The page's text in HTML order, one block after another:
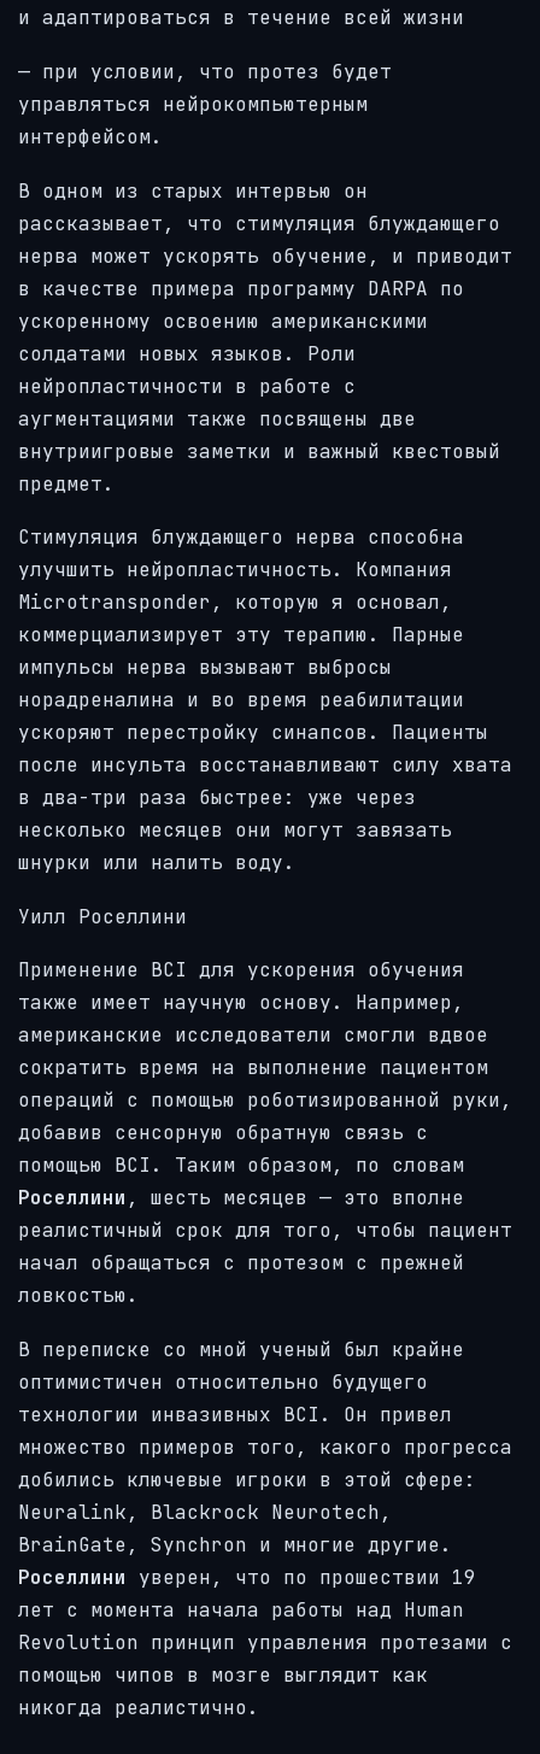
и адаптироваться в течение всей жизни
— при условии, что протез будет
управляться нейрокомпьютерным
интерфейсом.
В одном из старых интервью он
рассказывает, что стимуляция блуждающего
нерва может ускорять обучение, и приводит
в качестве примера программу DARPA по
ускоренному освоению американскими
солдатами новых языков. Роли
нейропластичности в работе с
аугментациями также посвящены две
внутриигровые заметки и важный квестовый
предмет.
Стимуляция блуждающего нерва способна
улучшить нейропластичность. Компания
Microtransponder, которую я основал,
коммерциализирует эту терапию. Парные
импульсы нерва вызывают выбросы
норадреналина и во время реабилитации
ускоряют перестройку синапсов. Пациенты
после инсульта восстанавливают силу хвата
в два-три раза быстрее: уже через
несколько месяцев они могут завязать
шнурки или налить воду.
Уилл Роселлини
Применение BCI для ускорения обучения
также имеет научную основу. Например,
американские исследователи смогли вдвое
сократить время на выполнение пациентом
операций с помощью роботизированной руки,
добавив сенсорную обратную связь с
помощью BCI. Таким образом, по словам
Роселлини , шесть месяцев — это вполне
реалистичный срок для того, чтобы пациент
начал обращаться с протезом с прежней
ловкостью.
В переписке со мной ученый был крайне
оптимистичен относительно будущего
технологии инвазивных BCI. Он привел
множество примеров того, какого прогресса
добились ключевые игроки в этой сфере:
Neuralink, Blackrock Neurotech,
BrainGate, Synchron и многие другие.
Роселлини уверен, что по прошествии 19
лет с момента начала работы над Human
Revolution принцип управления протезами с
помощью чипов в мозге выглядит как
никогда реалистично.